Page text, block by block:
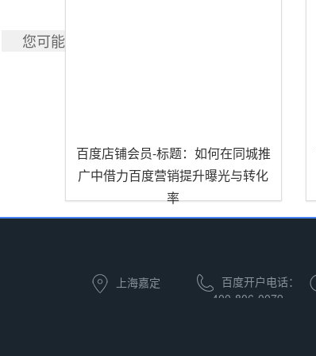
您可能也喜欢
百度店铺会员-标题：如何在同城推
广中借力百度营销提升曝光与转化
率
上海嘉定
百度开户电话：
400-806-0079